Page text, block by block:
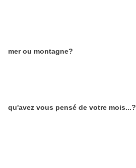
mer ou montagne?
qu'avez vous pensé de votre mois...?